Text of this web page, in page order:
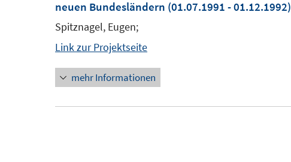
neuen Bundesländern (01.07.1991 - 01.12.1992)
Spitznagel, Eugen;
Link zur Projektseite
mehr Informationen